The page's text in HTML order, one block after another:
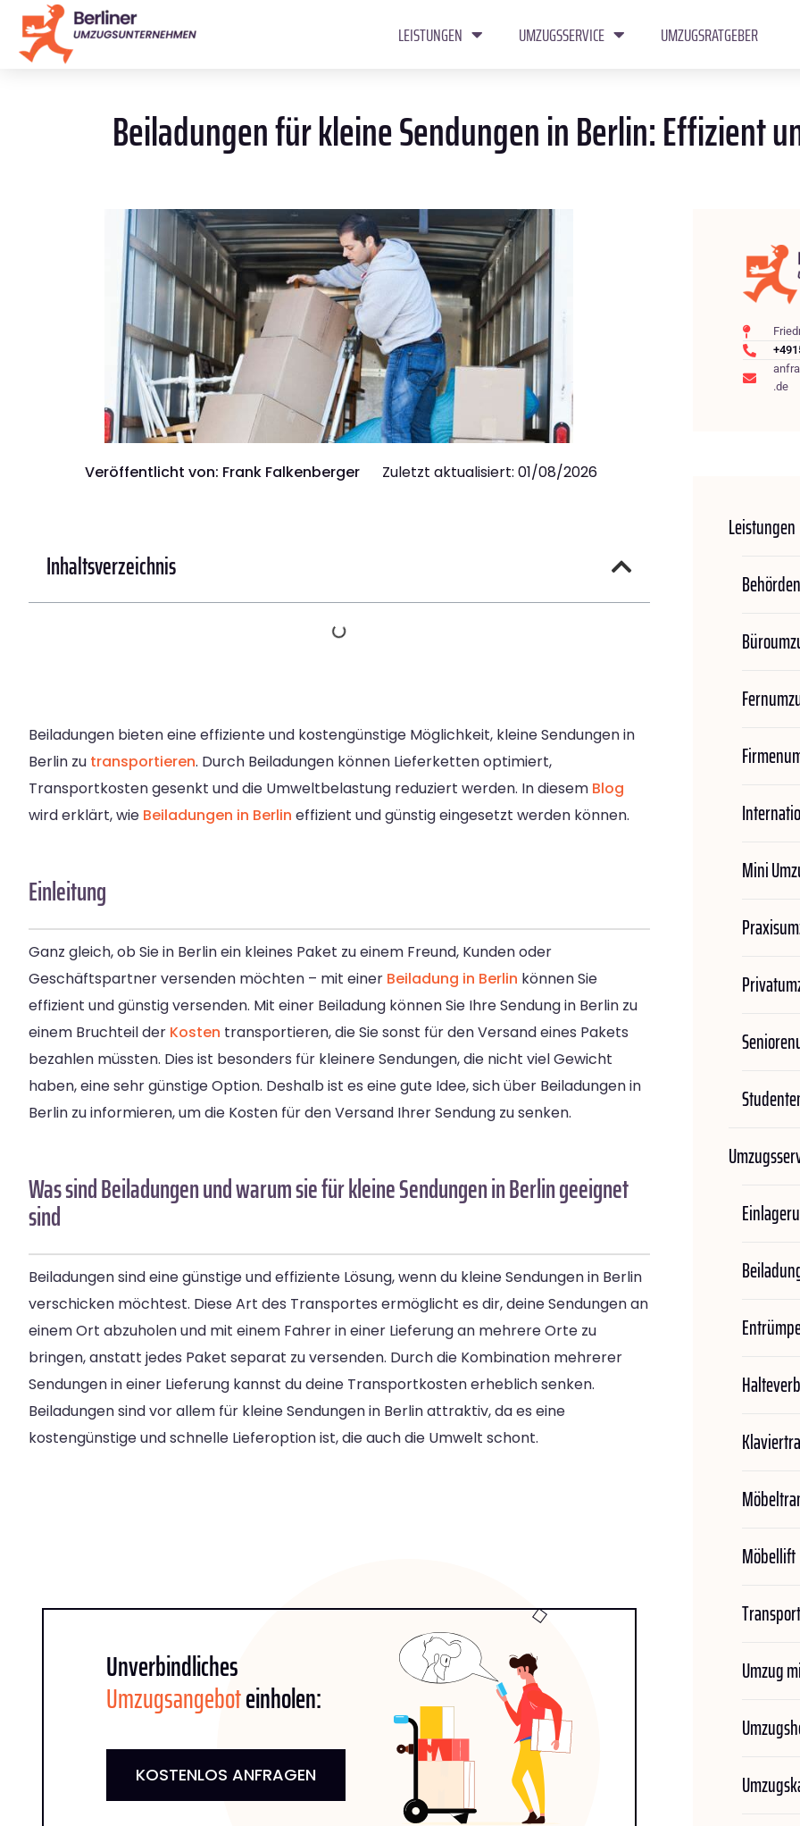
LEISTUNGEN UMZUGSSERVICE UMZUGSRATGEBER
Beiladungen für kleine Sendungen in Berlin: Effizient
Veröffentlicht von: Frank Falkenberger Zuletzt aktualisiert: 01/08/2026
Inhaltsverzeichnis
Beiladungen bieten eine effiziente und kostengünstige Möglichkeit, kleine Sendungen in
Berlin zu transportieren. Durch Beiladungen können Lieferketten optimiert,
Transportkosten gesenkt und die Umweltbelastung reduziert werden. In diesem Blog
wird erklärt, wie Beiladungen in Berlin effizient und günstig eingesetzt werden können.
Einleitung
Ganz gleich, ob Sie in Berlin ein kleines Paket zu einem Freund, Kunden oder
Geschäftspartner versenden möchten – mit einer Beiladung in Berlin können Sie
effizient und günstig versenden. Mit einer Beiladung können Sie Ihre Sendung in Berlin zu
einem Bruchteil der Kosten transportieren, die Sie sonst für den Versand eines Pakets
bezahlen müssten. Dies ist besonders für kleinere Sendungen, die nicht viel Gewicht
haben, eine sehr günstige Option. Deshalb ist es eine gute Idee, sich über Beiladungen in
Berlin zu informieren, um die Kosten für den Versand Ihrer Sendung zu senken.
Was sind Beiladungen und warum sie für kleine Sendungen in Berlin geeignet
sind
Beiladungen sind eine günstige und effiziente Lösung, wenn du kleine Sendungen in Berlin
verschicken möchtest. Diese Art des Transportes ermöglicht es dir, deine Sendungen an
einem Ort abzuholen und mit einem Fahrer in einer Lieferung an mehrere Orte zu
bringen, anstatt jedes Paket separat zu versenden. Durch die Kombination mehrerer
Sendungen in einer Lieferung kannst du deine Transportkosten erheblich senken.
Beiladungen sind vor allem für kleine Sendungen in Berlin attraktiv, da es eine
kostengünstige und schnelle Lieferoption ist, die auch die Umwelt schont.
Unverbindliches
Umzugsangeboteinholen:
KOSTENLOS ANFRAGEN
.de
Leistungen
Mini
Möbellift
Umzug